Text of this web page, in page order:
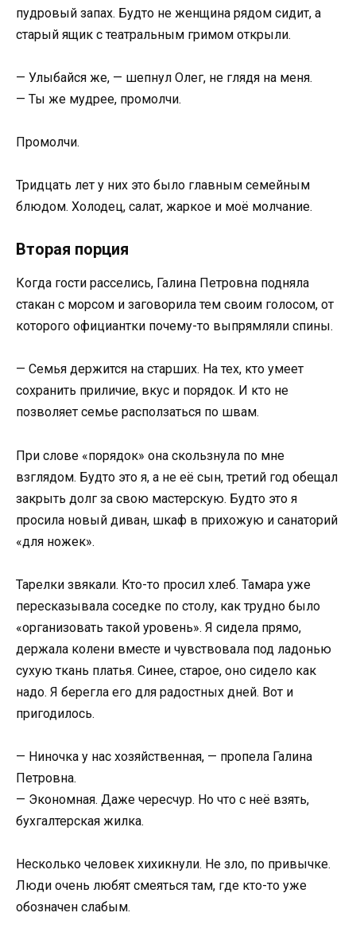
пудровый запах. Будто не женщина рядом сидит, а
старый ящик с театральным гримом открыли.
— Улыбайся же, — шепнул Олег, не глядя на меня.
— Ты же мудрее, промолчи.
Промолчи.
Тридцать лет у них это было главным семейным
блюдом. Холодец, салат, жаркое и моё молчание.
Вторая порция
Когда гости расселись, Галина Петровна подняла
стакан с морсом и заговорила тем своим голосом, от
которого официантки почему-то выпрямляли спины.
— Семья держится на старших. На тех, кто умеет
сохранить приличие, вкус и порядок. И кто не
позволяет семье расползаться по швам.
При слове «порядок» она скользнула по мне
взглядом. Будто это я, а не её сын, третий год обещал
закрыть долг за свою мастерскую. Будто это я
просила новый диван, шкаф в прихожую и санаторий
«для ножек».
Тарелки звякали. Кто-то просил хлеб. Тамара уже
пересказывала соседке по столу, как трудно было
«организовать такой уровень». Я сидела прямо,
держала колени вместе и чувствовала под ладонью
сухую ткань платья. Синее, старое, оно сидело как
надо. Я берегла его для радостных дней. Вот и
пригодилось.
— Ниночка у нас хозяйственная, — пропела Галина
Петровна.
— Экономная. Даже чересчур. Но что с неё взять,
бухгалтерская жилка.
Несколько человек хихикнули. Не зло, по привычке.
Люди очень любят смеяться там, где кто-то уже
обозначен слабым.